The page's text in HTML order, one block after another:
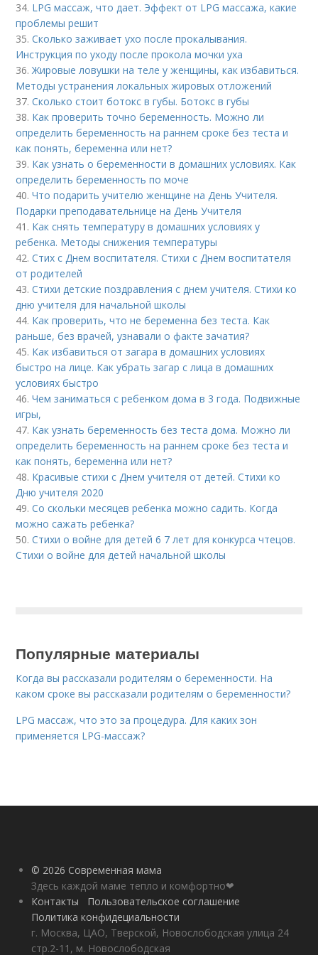
34. LPG массаж, что дает. Эффект от LPG массажа, какие
проблемы решит
35.Сколько заживает ухо после прокалывания.
Инструкция по уходу после прокола мочки уха
36.Жировые ловушки на теле у женщины, как избавиться.
Методы устранения локальных жировых отложений
37.Сколько стоит ботокс в губы. Ботокс в губы
38. Как проверить точно беременность. Можно ли
определить беременность на раннем сроке без теста и
как понять, беременна или нет?
39. Как узнать о беременности в домашних условиях. Как
определить беременность по моче
40.Что подарить учителю женщине на День Учителя.
Подарки преподавательнице на День Учителя
41. Как снять температуру в домашних условиях у
ребенка. Методы снижения температуры
42.Стих с Днем воспитателя. Стихи с Днем воспитателя
от родителей
43.Стихи детские поздравления с днем учителя. Стихи ко
дню учителя для начальной школы
44. Как проверить, что не беременна без теста. Как
раньше, без врачей, узнавали о факте зачатия?
45. Как избавиться от загара в домашних условиях
быстро на лице. Как убрать загар с лица в домашних
условиях быстро
46.Чем заниматься с ребенком дома в 3 года. Подвижные
игры,
47. Как узнать беременность без теста дома. Можно ли
определить беременность на раннем сроке без теста и
как понять, беременна или нет?
48. Красивые стихи с Днем учителя от детей. Стихи ко
Дню учителя 2020
49.Со скольки месяцев ребенка можно садить. Когда
можно сажать ребенка?
50.Стихи о войне для детей 6 7 лет для конкурса чтецов.
Стихи о войне для детей начальной школы
Популярные материалы
Когда вы рассказали родителям о беременности. На
каком сроке вы рассказали родителям о беременности?
LPG массаж, что это за процедура. Для каких зон
применяется LPG-массаж?
© 2026 Современная мама
Здесь каждой маме тепло и комфортно❤
Контакты
Пользовательское соглашение
Политика конфидециальности
г. Москва, ЦАО, Тверской, Новослободская улица 24
стр.2-11, м. Новослободская